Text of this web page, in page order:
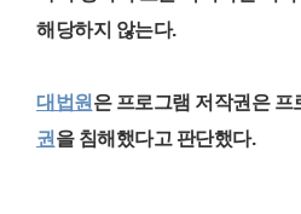
해당하지 않는다.
대법원 은 프로그램 저작권은 프
권 을 침해했다고 판단했다.